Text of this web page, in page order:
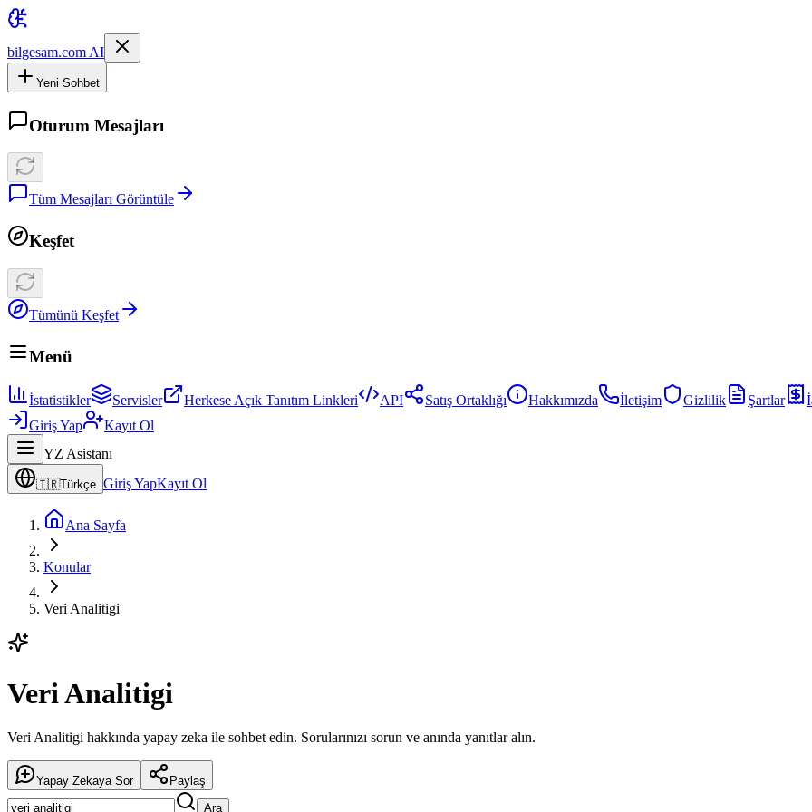
bilgesam.com AI
Yeni Sohbet
Oturum Mesajları
Tüm Mesajları Görüntüle
Keşfet
Tümünü Keşfet
Menü
İstatistikler Servisler Herkese Açık Tanıtım Linkleri API Satış Ortaklığı Hakkımızda İletişim Gizlilik Şartlar
Giriş Yap
Kayıt Ol
YZ Asistanı
🇹🇷Türkçe Giriş YapKayıt Ol
Ana Sayfa
Konular
Veri Analitigi
Veri Analitigi
Veri Analitigi hakkında yapay zeka ile sohbet edin. Sorularınızı sorun ve anında yanıtlar alın.
Yapay Zekaya Sor
Paylaş
Ara